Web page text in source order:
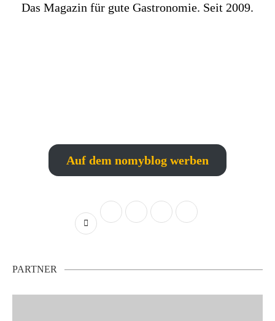
Das Magazin für gute Gastronomie. Seit 2009.
Auf dem nomyblog werben
PARTNER